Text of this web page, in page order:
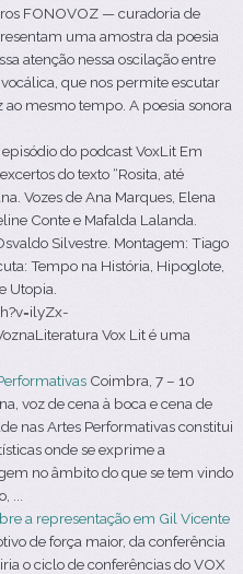
FONOVOZ — curadoria de
uma amostra da poesia
atenção nessa oscilação entre
que nos permite escutar
ao mesmo tempo. A poesia sonora
do podcast VoxLit Em
do texto “Rosita, até
Vozes de Ana Marques, Elena
Conte e Mafalda Lalanda.
Silvestre. Montagem: Tiago
Tempo na História, Hipoglote,
Utopia.
Vox Lit é uma
Coimbra, 7 – 10
voz de cena à boca e cena de
nas Artes Performativas constitui
onde se exprime a
no âmbito do que se tem vindo
...
a representação em Gil Vicente
de força maior, da conferência
o ciclo de conferências do VOX